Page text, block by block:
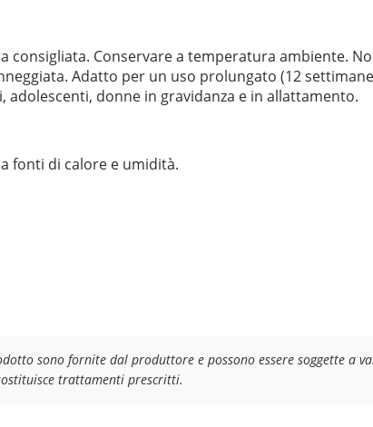
consigliata. Conservare a temperatura ambiente.
Adatto per un uso prolungato (12
donne in gravidanza e in allattamento.
fonti di calore e umidità.
sono fornite dal produttore e possono essere soggette a
trattamenti prescritti.